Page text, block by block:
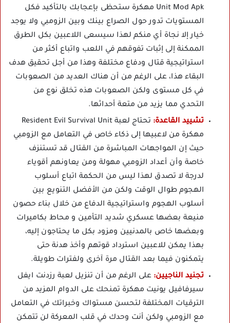
Unit Mod Apk مهكرة ستحظى بإعجابك بالتأكيد فكل
المستويات تدور حول الصراع بينك وبين الزومبي ولا يوجد
خيار إلا نجاة أي منكم لهذا سيسعى اللاعبين بكل الطرق
الممكنة إلى إثبات تفوقهم في اللعب واتباع أكثر من
استراتيجية قتال ودفاع مختلفة وهذا من أجل تحقيق هدف
البقاء هذا، على الرغم من أن هناك العديد من الصعوبات
في كل مستوى ولكن الصعوبات هذه تخلق نوع من
التحدي مما يزيد من متعة أحداثها.
تشييد القاعدة:
تحتاج لعبة Resident Evil Survival Unit
مهكرة من لاعبيها إلى ذكاء خاص في التعامل مع الزومبي
حيث إن المواجهات المباشرة من القتال قد تستنزف
خاصة وأن أعداد الزومبي مهولة ومن يعاونهم أقوياء
لدرجة لا تصدق لهذا ليس من الحكمة اتباع أسلوب
الهجوم طوال الوقت ولكن من الأفضل التنويع بين
أسلوب الهجوم واستراتيجية الدفاع من خلال بناء حصون
منيعة بعضها عسكري شديد التأمين و محاط بكاميرات
وبعضها خاص بالمدنيين ومزود بكل ما يحتاجون إليه،
بهذا يمكن للاعبين استرداد قوتهم وأخذ هدنة حتى
يتمكنون فيما بعد القتال مرة آخرى ولفترات طويلة.
تجنيد الناجيين: على الرغم من أن تنزيل لعبة رزدنت ايفل
سيرفافيل يونيت مهكرة تمنحك على الدوام المزيد من
الترقيات المختلفة لتحسن مستواك وخبراتك في التعامل
مع الزومبي ولكن أنت وحدك في قلب المعركة لن تتمكن